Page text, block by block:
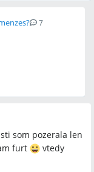
7
som pozerala len
furt
vtedy